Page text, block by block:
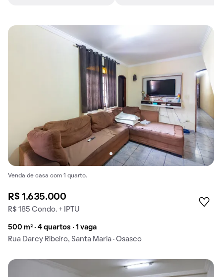
Venda de casa com 1 quarto.
R$ 1.635.000
R$ 185 Condo. + IPTU
500 m² · 4 quartos · 1 vaga
Rua Darcy Ribeiro, Santa Maria · Osasco